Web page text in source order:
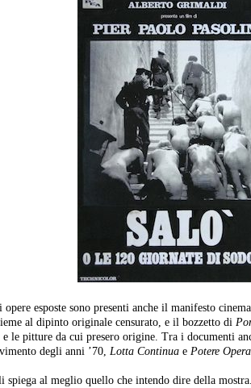
opere esposte sono presenti anche il manifesto
al dipinto originale censurato, e il bozzetto di
le pitture da cui presero origine. Tra i documenti
degli anni ’70, Lotta Continua e Potere
spiega al meglio quello che intendo dire della